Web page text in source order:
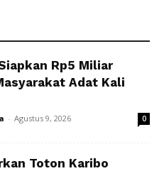
Rp5 Miliar
Adat Kali
- Agustus 9, 2026 0
Toton Karibo